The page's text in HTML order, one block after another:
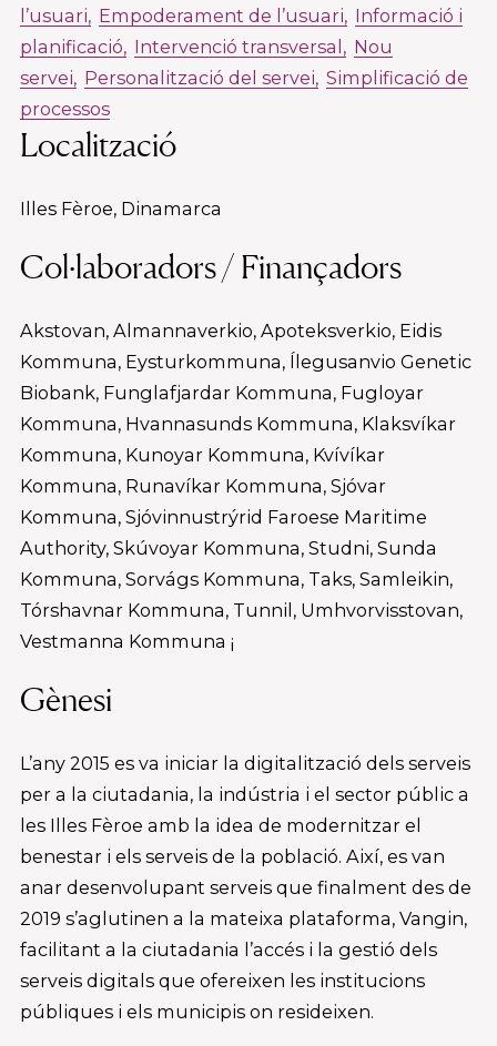
l’usuari Empoderament de l’usuari Informació i
planificació Intervenció transversal
Nou
servei Personalització del servei Simplificació de
processos
Localització
Illes Fèroe, Dinamarca
Col·laboradors / Finançadors
Akstovan, Almannaverkio, Apoteksverkio, Eidis
Kommuna, Eysturkommuna, Ílegusanvio Genetic
Biobank, Funglafjardar Kommuna, Fugloyar
Kommuna, Hvannasunds Kommuna, Klaksvíkar
Kommuna, Kunoyar Kommuna, Kvívíkar
Kommuna, Runavíkar Kommuna, Sjóvar
Kommuna, Sjóvinnustrýrid Faroese Maritime
Authority, Skúvoyar Kommuna, Studni, Sunda
Kommuna, Sorvágs Kommuna, Taks, Samleikin,
Tórshavnar Kommuna, Tunnil, Umhvorvisstovan,
Vestmanna Kommuna ¡
Gènesi
L’any 2015 es va iniciar la digitalització dels serveis
per a la ciutadania, la indústria i el sector públic a
les Illes Fèroe amb la idea de modernitzar el
benestar i els serveis de la població. Així, es van
anar desenvolupant serveis que finalment des de
2019 s’aglutinen a la mateixa plataforma, Vangin,
facilitant a la ciutadania l’accés i la gestió dels
serveis digitals que ofereixen les institucions
públiques i els municipis on resideixen.